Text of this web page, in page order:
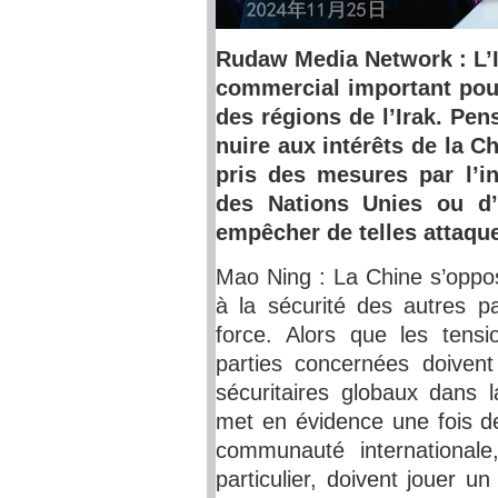
Rudaw Media Network :
commercial important
des régions de l’Irak.
nuire aux intérêts de la
pris des mesures par
des Nations Unies ou
empêcher de telles
Mao Ning : La Chine
à la sécurité des autres
force. Alors que les
parties concernées
sécuritaires globaux dans
met en évidence une fois
communauté
particulier, doivent jouer